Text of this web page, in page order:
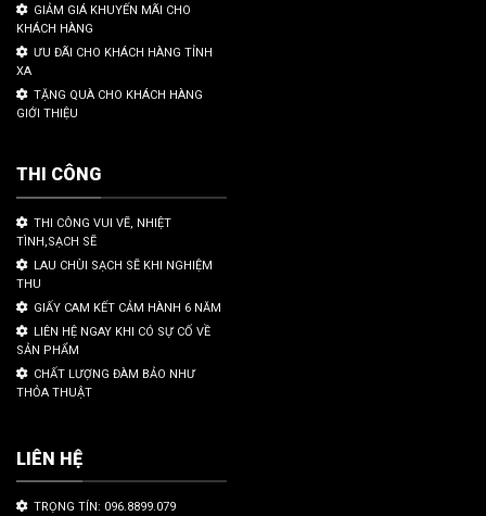
GIẢM GIÁ KHUYẾN MÃI CHO
KHÁCH HÀNG
ƯU ĐÃI CHO KHÁCH HÀNG TỈNH
XA
TẶNG QUÀ CHO KHÁCH HÀNG
GIỚI THIỆU
THI CÔNG
THI CÔNG VUI VẼ, NHIỆT
TÌNH,SẠCH SẼ
LAU CHÙI SẠCH SẼ KHI NGHIỆM
THU
GIẤY CAM KẾT CẢM HÀNH 6 NĂM
LIÊN HỆ NGAY KHI CÓ SỰ CỐ VỀ
SẢN PHẨM
CHẤT LƯỢNG ĐÀM BẢO NHƯ
THỎA THUẬT
LIÊN HỆ
TRỌNG TÍN: 096.8899.079